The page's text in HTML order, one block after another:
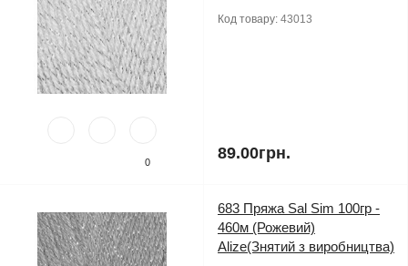
0
Код товару: 43013
89.00грн.
683 Пряжа Sal Sim 100гр -
460м (Рожевий)
Alize(Знятий з виробництва)